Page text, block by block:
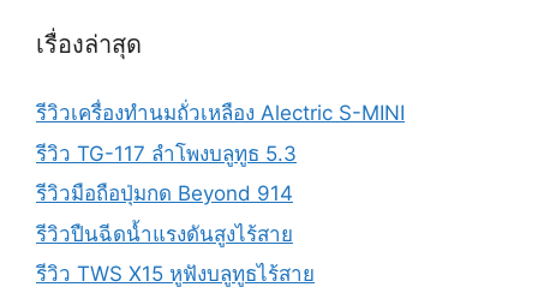
เรื่องล่าสุด
รีวิวเครื่องทำนมถั่วเหลือง Alectric S-MINI
รีวิว TG-117 ลำโพงบลูทูธ 5.3
รีวิวมือถือปุ่มกด Beyond 914
รีวิวปืนฉีดน้ำแรงดันสูงไร้สาย
รีวิว TWS X15 หูฟังบลูทูธไร้สาย